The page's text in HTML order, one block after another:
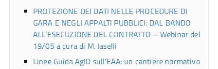
PROTEZIONE DEI DATI NELLE PROCEDURE DI
GARA E NEGLI APPALTI PUBBLICI: DAL BANDO
ALL’ESECUZIONE DEL CONTRATTO – Webinar del
19/05 a cura di M. Iaselli
Linee Guida AgID sull’EAA: un cantiere normativo